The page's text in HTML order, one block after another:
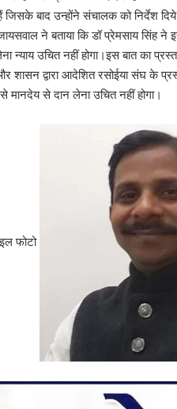
जिसके बाद उन्होंने संचालक को निर्देश
ने बताया कि डॉ प्रेमसाय
न्याय उचित नहीं होगा।इस बात का
शासन द्वारा आदेशित रसोईया संघ के
से दान लेना उचित नहीं होगा।
फोटो